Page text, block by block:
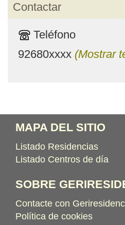
Contactar
Teléfono
92680xxxx (Mostrar
MAPA DEL SITIO
Listado Residencias
Listado Centros de día
SOBRE
Contacte con
Política de cookies